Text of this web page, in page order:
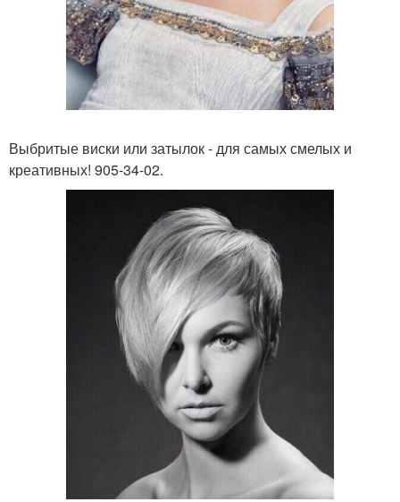
Выбритые виски или затылок - для самых смелых и
креативных! 905-34-02.